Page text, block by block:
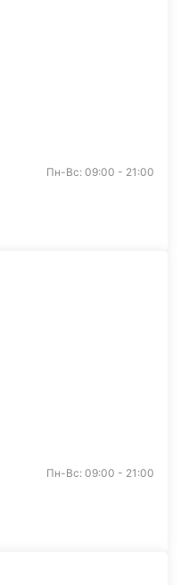
Пн-Вс: 09:00 - 21:00
Пн-Вс: 09:00 - 21:00